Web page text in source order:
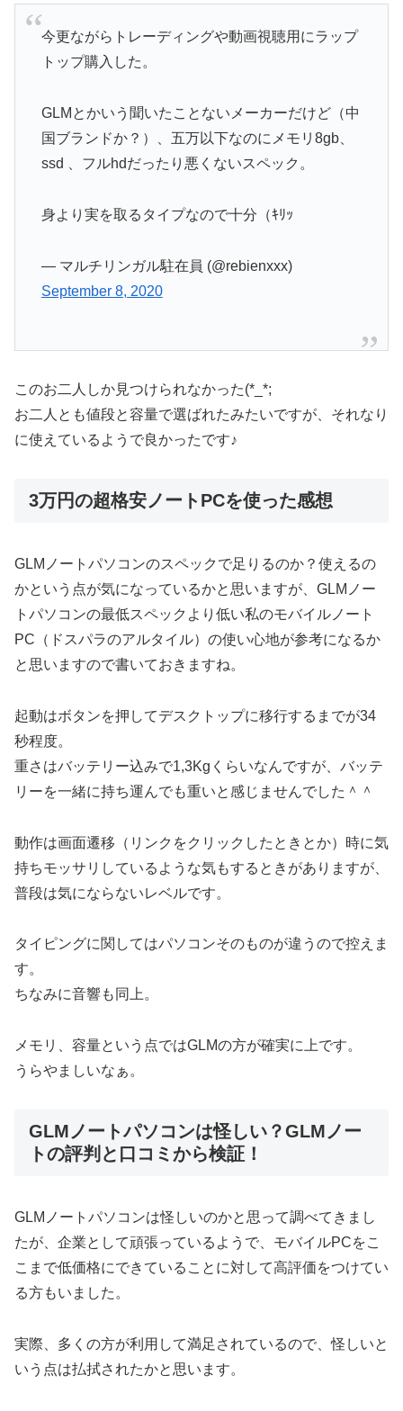
今更ながらトレーディングや動画視聴用にラップ
トップ購入した。
GLMとかいう聞いたことないメーカーだけど（中
国ブランドか？）、五万以下なのにメモリ8gb、
ssd 、フルhdだったり悪くないスペック。
身より実を取るタイプなので十分（ｷﾘｯ
— マルチリンガル駐在員 (@rebienxxx)
September 8, 2020
このお二人しか見つけられなかった(*_*;
お二人とも値段と容量で選ばれたみたいですが、それなり
に使えているようで良かったです♪
3万円の超格安ノートPCを使った感想
GLMノートパソコンのスペックで足りるのか？使えるの
かという点が気になっているかと思いますが、GLMノー
トパソコンの最低スペックより低い私のモバイルノート
PC（ドスパラのアルタイル）の使い心地が参考になるか
と思いますので書いておきますね。
起動はボタンを押してデスクトップに移行するまでが34
秒程度。
重さはバッテリー込みで1,3Kgくらいなんですが、バッテ
リーを一緒に持ち運んでも重いと感じませんでした＾＾
動作は画面遷移（リンクをクリックしたときとか）時に気
持ちモッサリしているような気もするときがありますが、
普段は気にならないレベルです。
タイピングに関してはパソコンそのものが違うので控えま
す。
ちなみに音響も同上。
メモリ、容量という点ではGLMの方が確実に上です。
うらやましいなぁ。
GLMノートパソコンは怪しい？GLMノー
トの評判と口コミから検証！
GLMノートパソコンは怪しいのかと思って調べてきまし
たが、企業として頑張っているようで、モバイルPCをこ
こまで低価格にできていることに対して高評価をつけてい
る方もいました。
実際、多くの方が利用して満足されているので、怪しいと
いう点は払拭されたかと思います。